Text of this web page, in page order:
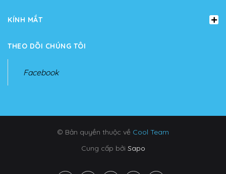
KÍNH MẮT
THEO DÕI CHÚNG TÔI
Facebook
© Bản quyền thuộc về Cool Team
Cung cấp bởi Sapo